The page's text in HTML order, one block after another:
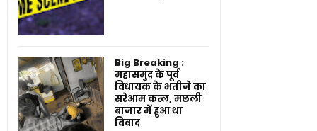
Big Breaking :
महासमुंद के पूर्व
विधायक के भतीजे का
सरेआम कत्ल, मछली
बाजार में हुआ था
विवाद